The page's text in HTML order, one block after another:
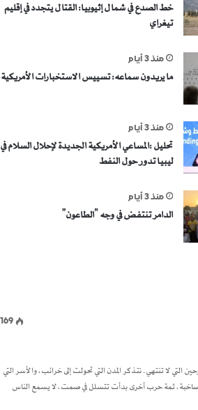
خط الصدع في شمال إثيوبيا: القتال يتجدد في إقليم
تيغراي
منذ 3 أيام
ما يريدون سماعه: تسييس الاستخبارات الأمريكية
منذ 3 أيام
تحليل :المساعي الأمريكية الجديدة لإحلال السلام في
ليبيا تدور حول النفط
منذ 3 أيام
الدامر تنتفض في وجه “الطاعون”
169
التي لا تنتهي. نتذكر المدن التي تحولت إلى خرائب، والأسر التي
الصاخبة، ثمة حرب أخرى بدأت تتسلل في صمت، لا يسمع الناس